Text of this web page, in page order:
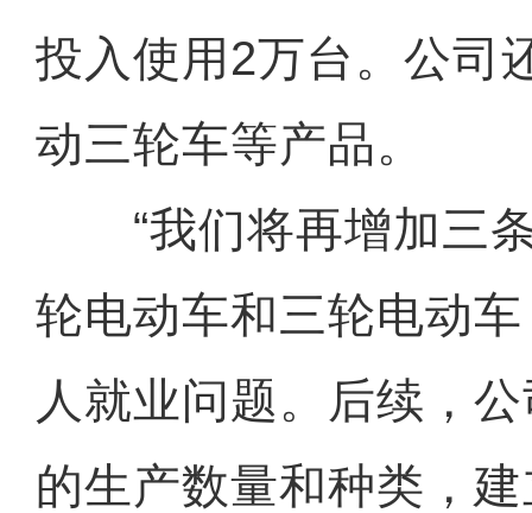
投入使用2万台。公司
动三轮车等产品。
“我们将再增加三条
轮电动车和三轮电动
人就业问题。后续，
的生产数量和种类，